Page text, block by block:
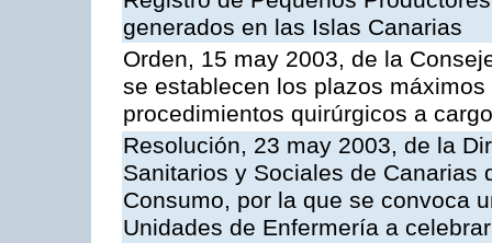
generados en las Islas Canarias
Orden, 15 may 2003, de la
se establecen los plazos
procedimientos quirúrgicos a
Resolución, 23 may 2003, de la
Sanitarios y Sociales de Canarias
Consumo, por la que se convoca
Unidades de Enfermería a